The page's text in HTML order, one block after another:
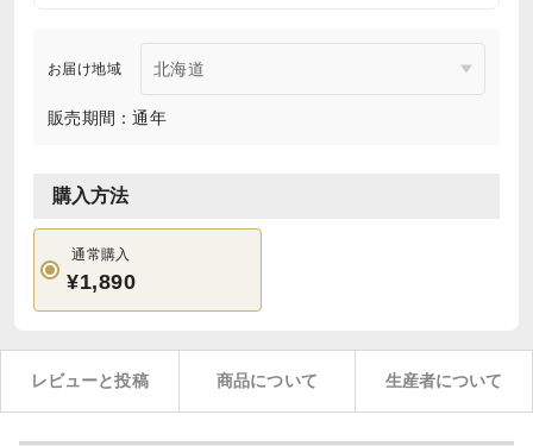
お届け地域
販売期間：通年
購入方法
通常購入
¥1,890
レビューと投稿 商品について 生産者について